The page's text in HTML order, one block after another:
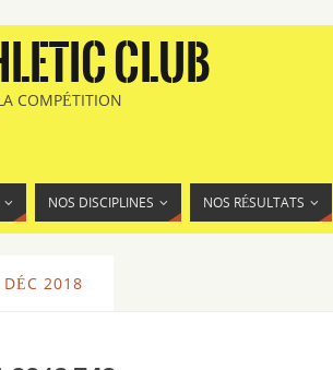
CLUB
COMPÉTITION
NOS DISCIPLINES NOS RÉSULTATS
DÉC 2018